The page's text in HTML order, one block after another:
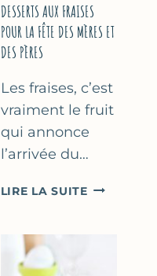
DESSERTS AUX FRAISES
POUR LA FÊTE DES MÈRES ET
DES PÈRES
Les fraises, c’est
vraiment le fruit
qui annonce
l’arrivée du…
LIRE LA SUITEDESSERTS